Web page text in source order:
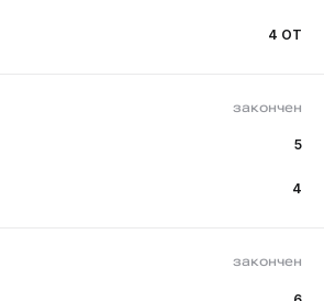
4 ОТ
закончен
5
4
закончен